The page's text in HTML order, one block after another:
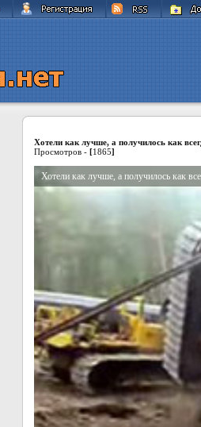
Хотели как лучше, а получилось как
Просмотров - [1865]
Хотели как лучше, а получилось как